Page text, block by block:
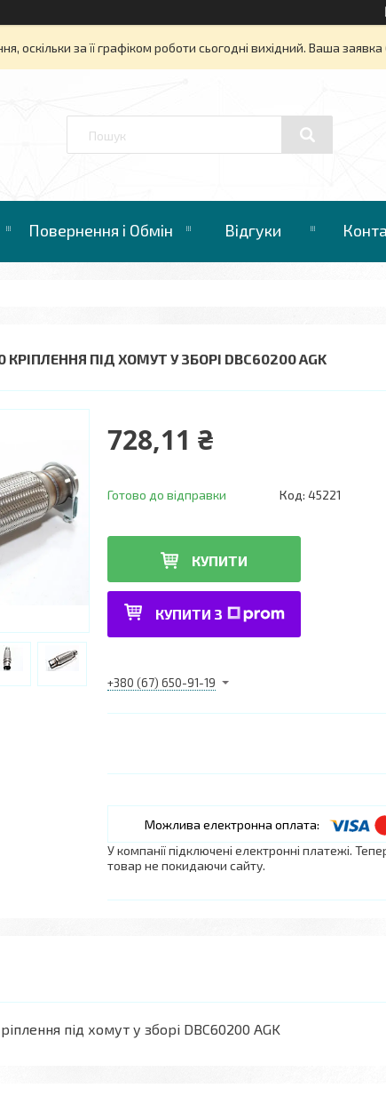
за її графіком роботи сьогодні вихідний. Ваша
Повернення і Обмін Відгуки
ПІД ХОМУТ У ЗБОРІ DBC60200 AGK
728,11 ₴
Готово до відправки Код: 45221
КУПИТИ
КУПИТИ З
+380 (67) 650-91-19
У компанії підключені електронні платежі.
товар не покидаючи сайту.
під хомут у зборі DBC60200 AGK